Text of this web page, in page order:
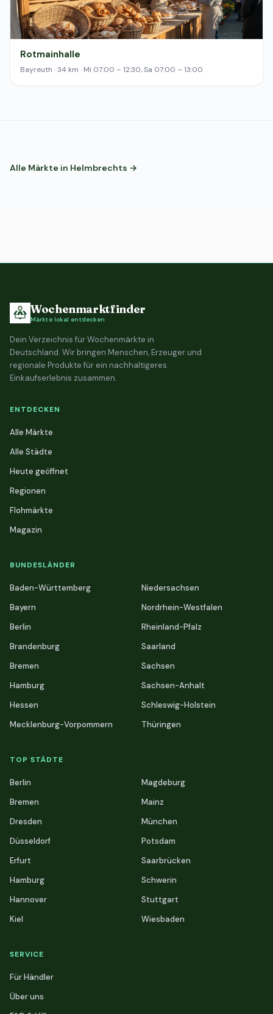
Rotmainhalle
Bayreuth · 34 km · Mi 07:00 – 12:30, Sa 07:00 – 13:00
Alle Märkte in Helmbrechts →
Wochenmarktfinder
Märkte lokal entdecken
Dein Verzeichnis für Wochenmärkte in
Deutschland. Wir bringen Menschen, Erzeuger und
regionale Produkte für ein nachhaltigeres
Einkaufserlebnis zusammen.
ENTDECKEN
Alle Märkte
Alle Städte
Heute geöffnet
Regionen
Flohmärkte
Magazin
BUNDESLÄNDER
Baden-Württemberg
Bayern
Berlin
Brandenburg
Bremen
Hamburg
Hessen
Mecklenburg-Vorpommern
Niedersachsen
Nordrhein-Westfalen
Rheinland-Pfalz
Saarland
Sachsen
Sachsen-Anhalt
Schleswig-Holstein
Thüringen
TOP STÄDTE
Berlin
Bremen
Dresden
Düsseldorf
Erfurt
Hamburg
Hannover
Kiel
Magdeburg
Mainz
München
Potsdam
Saarbrücken
Schwerin
Stuttgart
Wiesbaden
SERVICE
Für Händler
Über uns